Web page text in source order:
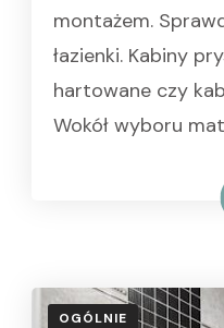
montażem.
łazienki. Kabiny
hartowane czy
Wokół wyboru
Czytaj
OGÓLNIE